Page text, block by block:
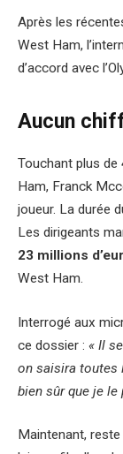
Après les
West Ham,
d’accord avec
Aucun
Touchant plus de
Ham, Franck
joueur. La durée
Les dirigeants
23 millions
West Ham.
Interrogé aux
ce dossier : « Il
on saisira toutes
bien sûr que je le
Maintenant,